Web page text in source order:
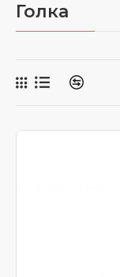
Голка